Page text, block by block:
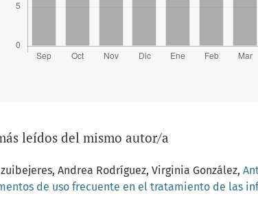
leídos del mismo autor/a
Andrea Rodríguez, Virginia González,
de uso frecuente en el tratamiento de las